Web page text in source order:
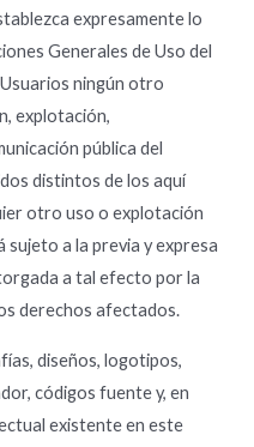
expresamente lo
Generales de Uso del
ningún otro
explotación,
pública del
distintos de los aquí
otro uso o explotación
a la previa y expresa
a tal efecto por la
derechos afectados.
diseños, logotipos,
códigos fuente y, en
existente en este